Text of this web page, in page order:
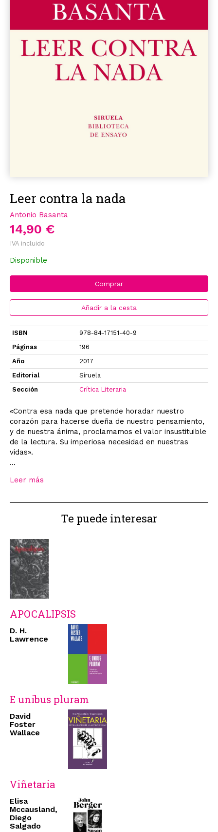
Leer contra la nada
Antonio Basanta
14,90 €
IVA incluido
Disponible
Comprar
Añadir a la cesta
ISBN
978-84-17151-40-9
Páginas
196
Año
2017
Editorial
Siruela
Sección
Crítica Literaria
«Contra esa nada que pretende horadar nuestro
corazón para hacerse dueña de nuestro pensamiento,
y de nuestra ánima, proclamamos el valor insustituible
de la lectura. Su imperiosa necesidad en nuestras
vidas».
...
Leer más
Te puede interesar
APOCALIPSIS
D. H.
Lawrence
E unibus pluram
David
Foster
Wallace
Viñetaria
Elisa
Mccausland,
Diego
Salgado